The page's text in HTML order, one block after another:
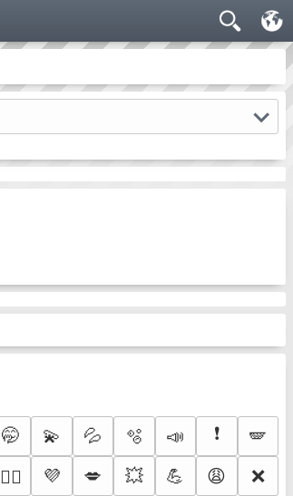
🤭 💫 💦 🫧 📣 ❗
🪽
❤️‍🔥 💜 💋 💥 💪 😩 ❌